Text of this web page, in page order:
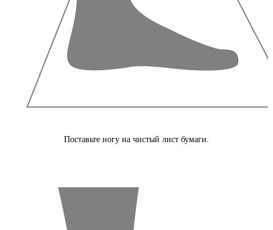
Поставьте ногу на чистый лист бумаги.